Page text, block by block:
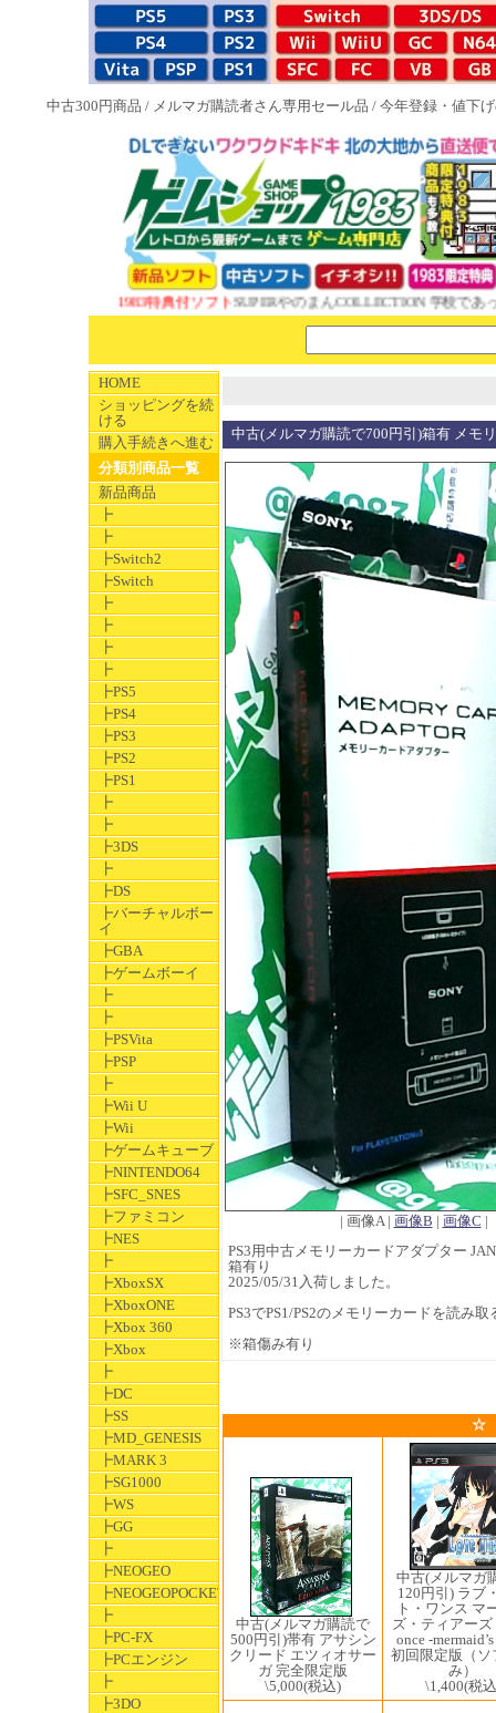
中古300円商品 / メルマガ購読者さん専用セール品 / 今年登録・値下
NEW 1983特典付ソフトSUPERやのまんCOLLECTION 学校であった
HOME
ショッピングを続
ける
購入手続きへ進む
分類別商品一覧
新品商品
┣
┣
┣Switch2
┣Switch
┣
┣
┣
┣
┣PS5
┣PS4
┣PS3
┣PS2
┣PS1
┣
┣
┣3DS
┣
┣DS
┣バーチャルボー
イ
┣GBA
┣ゲームボーイ
┣
┣
┣PSVita
┣PSP
┣
┣Wii U
┣Wii
┣ゲームキューブ
┣NINTENDO64
┣SFC_SNES
┣ファミコン
┣NES
┣
┣XboxSX
┣XboxONE
┣Xbox 360
┣Xbox
┣
┣DC
┣SS
┣MD_GENESIS
┣MARK 3
┣SG1000
┣WS
┣GG
┣
┣NEOGEO
┣NEOGEOPOCKET
┣
┣PC-FX
┣PCエンジン
┣
┣3DO
中古(メルマガ購読で700円引)箱有 メモ
| 画像A | 画像B | 画像C |
PS3用中古メモリーカードアダプター
箱有り
2025/05/31入荷しました。
PS3でPS1/PS2のメモリーカードを読み取
※箱傷み有り
☆
中古(メルマガ購読で
500円引)帯有 アサシン
クリード エツィオサー
ガ 完全限定版
\5,000(税込)
中古(メルマガ
120円引) ラブ
ト・ワンス マ
ズ・ティアー
once -
初回限定版（ソ
み）
\1,400(税